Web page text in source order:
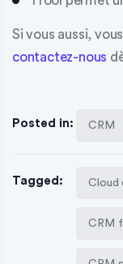
Si vous aussi,
contactez-nous
Posted in: CRM
Tagged: Cloud
CRM